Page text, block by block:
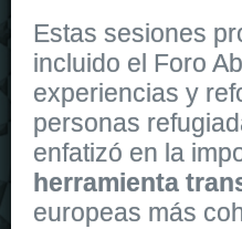
Estas sesiones
incluido el Foro
experiencias y
personas
enfatizó en la
herramienta
europeas más